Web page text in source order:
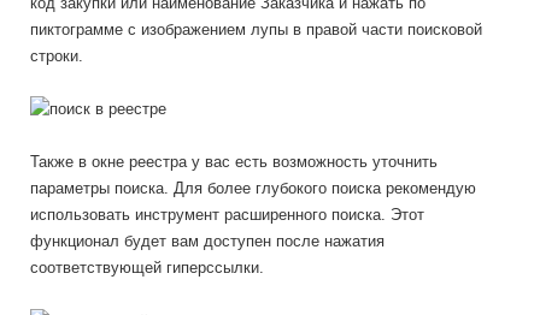
пиктограмме с изображением лупы в правой части поисковой
строки.
Также в окне реестра у вас есть возможность уточнить
параметры поиска. Для более глубокого поиска рекомендую
использовать инструмент расширенного поиска. Этот
функционал будет вам доступен после нажатия
соответствующей гиперссылки.